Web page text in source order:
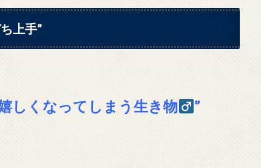
上手”
しくなってしまう生き物 ”